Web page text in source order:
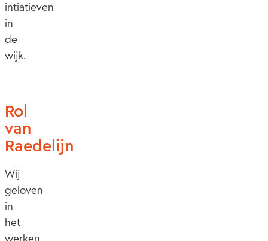
intiatieven
in
de
wijk.
Rol
van
Raedelijn
Wij
geloven
in
het